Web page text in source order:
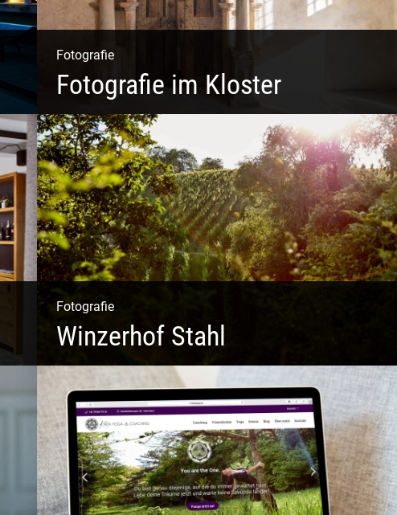
Fotografie
Fotografie im Kloster
Leben im Kloster. Nur anders. Feinste
Architektur(Fotografie)
Fotografie
Winzerhof Stahl
Ganz neu durfte es werden. Alles. Fotos. Web. Shop.